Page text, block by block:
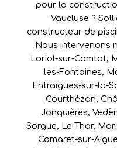
pour la
Vaucluse ?
constructeur de
Nous
Loriol-sur-Comtat,
les-Fontaines,
Entraigues-sur-la-
Courthézon,
Jonquières,
Sorgue, Le Thor,
Camaret-sur-